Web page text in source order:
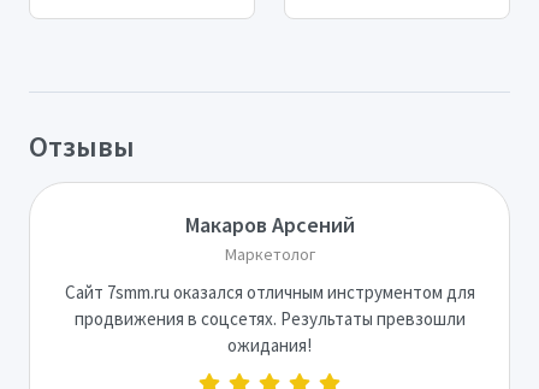
Отзывы
Макаров Арсений
Маркетолог
Сайт 7smm.ru оказался отличным инструментом для
продвижения в соцсетях. Результаты превзошли
ожидания!